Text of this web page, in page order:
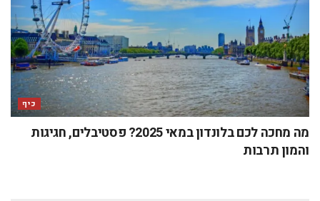
כיף
מה מחכה לכם בלונדון במאי 2025? פסטיבלים, חגיגות
והמון תרבות